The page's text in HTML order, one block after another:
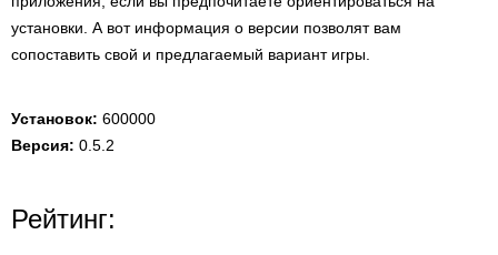
установки. А вот информация о версии позволят вам
сопоставить свой и предлагаемый вариант игры.
Установок: 600000
Версия: 0.5.2
Рейтинг: